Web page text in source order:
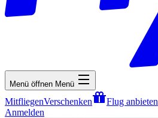
Menü öffnen Menü
MitfliegenVerschenken
Flug anbieten
Anmelden